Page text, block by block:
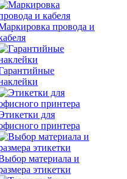
провода и
для
принтера
материала и
этикетки